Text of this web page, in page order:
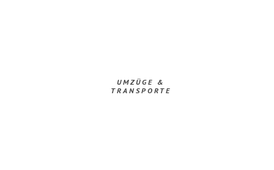
UMZÜGE &
TRANSPORTE